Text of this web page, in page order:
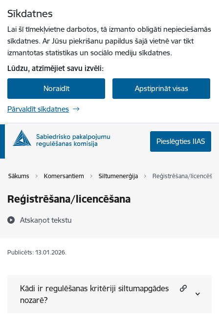
Sīkdatnes
Lai šī tīmekļvietne darbotos, tā izmanto obligāti nepieciešamās
sīkdatnes. Ar Jūsu piekrišanu papildus šajā vietnē var tikt
izmantotas statistikas un sociālo mediju sīkdatnes.
Lūdzu, atzīmējiet savu izvēli:
Noraidīt Apstiprināt visas
Pārvaldīt sīkdatnes
Pieslēgties IIAS
Sākums Komersantiem Siltumenerģija Reģistrēšana/
Reģistrēšana/licencēšana
Atskaņot tekstu
Publicēts: 13.01.2026.
Kādi ir regulēšanas kritēriji siltumapgādes
nozarē?